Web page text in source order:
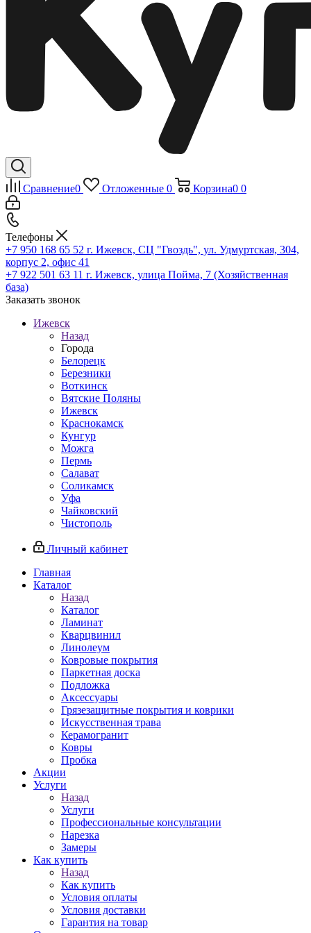
Сравнение0 Отложенные 0 Корзина0 0
Телефоны
+7 950 168 65 52 г. Ижевск, СЦ "Гвоздь", ул. Удмуртская, 304,
корпус 2, офис 41
+7 922 501 63 11 г. Ижевск, улица Пойма, 7 (Хозяйственная
база)
Заказать звонок
Ижевск
Назад
Города
Белорецк
Березники
Воткинск
Вятские Поляны
Ижевск
Краснокамск
Кунгур
Можга
Пермь
Салават
Соликамск
Уфа
Чайковский
Чистополь
Личный кабинет
Главная
Каталог
Назад
Каталог
Ламинат
Кварцвинил
Линолеум
Ковровые покрытия
Паркетная доска
Подложка
Аксессуары
Грязезащитные покрытия и коврики
Искусственная трава
Керамогранит
Ковры
Пробка
Акции
Услуги
Назад
Услуги
Профессиональные консультации
Нарезка
Замеры
Как купить
Назад
Как купить
Условия оплаты
Условия доставки
Гарантия на товар